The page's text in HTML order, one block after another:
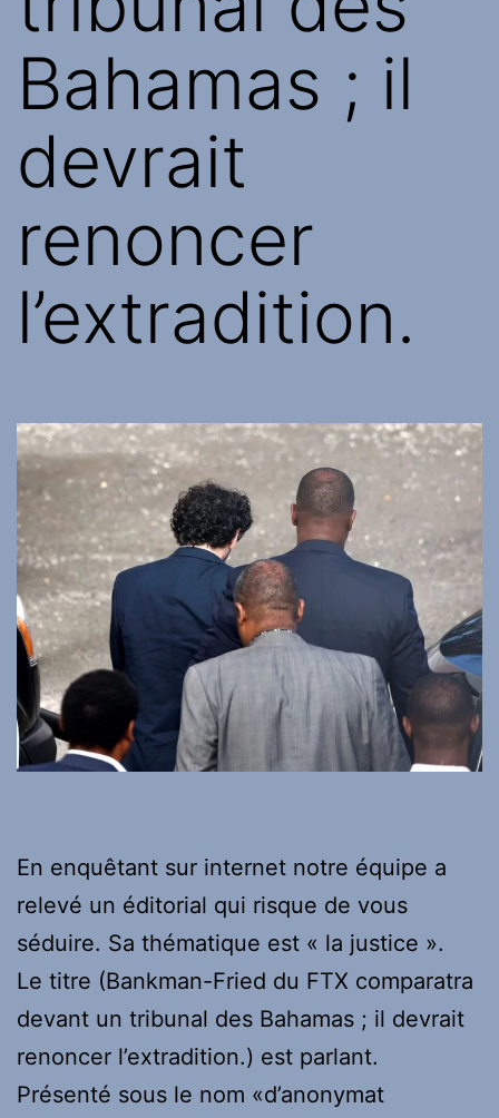
Bahamas ; il
devrait
renoncer
l’extradition.
En enquêtant sur internet notre équipe a
relevé un éditorial qui risque de vous
séduire. Sa thématique est « la justice ».
Le titre (Bankman-Fried du FTX comparatra
devant un tribunal des Bahamas ; il devrait
renoncer l’extradition.) est parlant.
Présenté sous le nom «d’anonymat